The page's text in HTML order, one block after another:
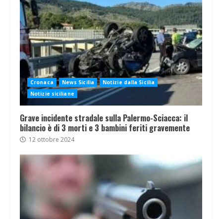
Cronaca News Sicilia
Notizie dalla Sicilia
Notizie siciliane
Grave incidente stradale sulla Palermo-Sciacca: il
bilancio è di 3 morti e 3 bambini feriti gravemente
12 ottobre 2024